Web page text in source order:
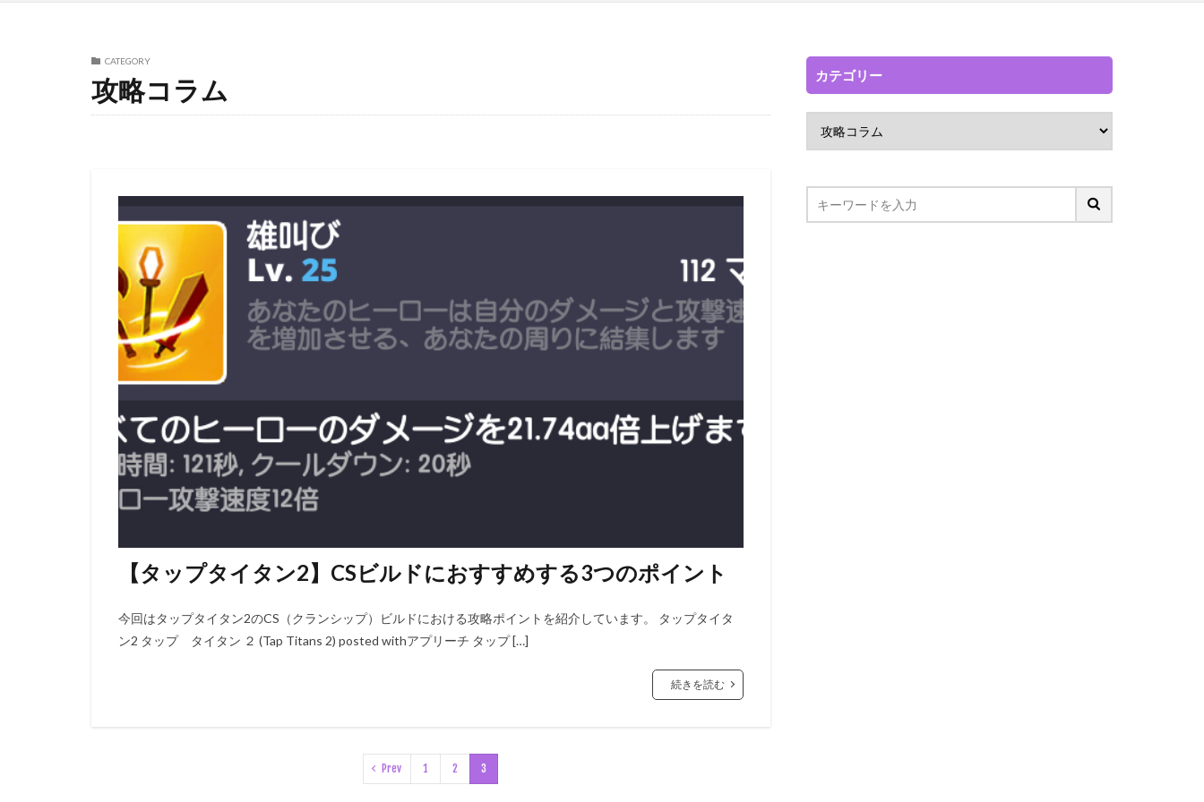
CATEGORY
攻略コラム
【タップタイタン2】CSビルドにおすすめする3つのポイント
今回はタップタイタン2のCS（クランシップ）ビルドにおける攻略ポイントを紹介しています。 タップタイタ
ン2 タップ タイタン ２ (Tap Titans 2) posted withアプリーチ タップ […]
続きを読む
Prev 1 2 3
カテゴリー